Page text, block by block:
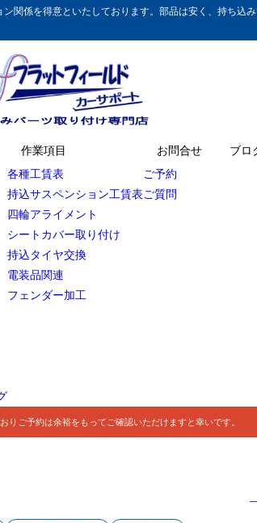
関係を得意といたしております。部品は安く、持ち込
作業項目
各種工賃表
持込サスペンション工賃表
四輪アライメント
シートカバー取り付け
持込タイヤ交換
電装品関連
フェンダー加工
お問合せ
ご予約
ご質問
ブロ
りご予約は余裕をもってご確認いただけますと幸いです。